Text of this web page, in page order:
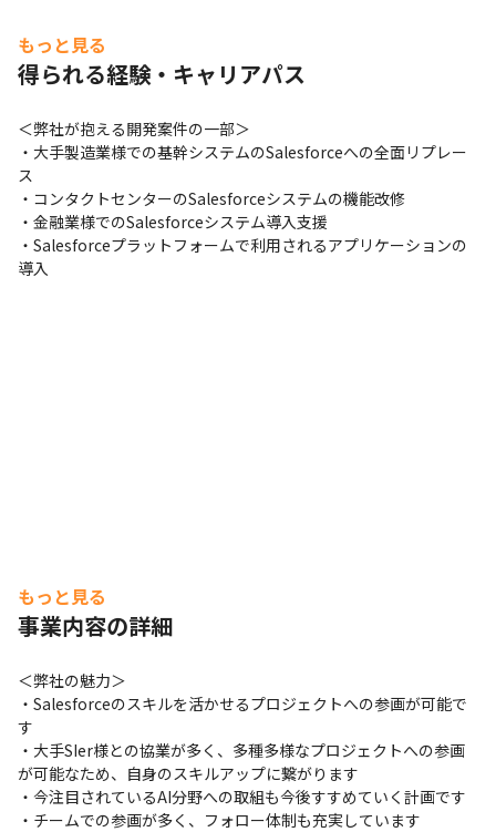
もっと見る
得られる経験・キャリアパス
＜弊社が抱える開発案件の一部＞
・大手製造業様での基幹システムのSalesforceへの全面リプレー
ス
・コンタクトセンターのSalesforceシステムの機能改修
・金融業様でのSalesforceシステム導入支援
・Salesforceプラットフォームで利用されるアプリケーションの
導入
もっと見る
事業内容の詳細
＜弊社の魅力＞
・Salesforceのスキルを活かせるプロジェクトへの参画が可能で
す
・大手SIer様との協業が多く、多種多様なプロジェクトへの参画
が可能なため、自身のスキルアップに繋がります
・今注目されているAI分野への取組も今後すすめていく計画です
・チームでの参画が多く、フォロー体制も充実しています